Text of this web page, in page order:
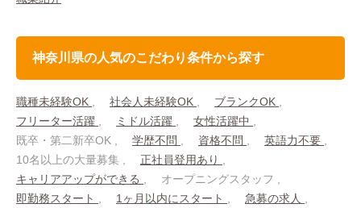
神奈川県の人気のこだわり条件から探す
職種未経験OK 社会人未経験OK
ブランクOK
フリーター活躍
ミドル活躍
女性活躍中
既卒・第二新卒OK
学歴不問 資格不問
英語力不要
10名以上の大量募集
正社員登用あり
キャリアアップができる
オープニングスタッフ
即勤務スタート
1ヶ月以内にスタート 急募の求人